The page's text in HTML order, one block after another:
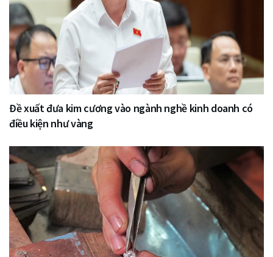
Đề xuất đưa kim cương vào ngành nghề kinh doanh có
điều kiện như vàng